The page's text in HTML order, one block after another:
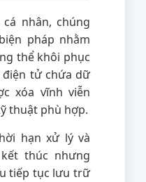
nhân, chúng
pháp nhằm
thể khôi phục
điện tử chứa dữ
xóa vĩnh viễn
thuật phù hợp.
hạn xử lý và
thúc nhưng
tiếp tục lưu trữ